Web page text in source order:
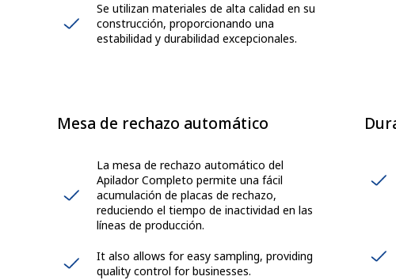
Se utilizan materiales de alta calidad en su
construcción, proporcionando una
estabilidad y durabilidad excepcionales.
Mesa de rechazo automático
La mesa de rechazo automático del
Apilador Completo permite una fácil
acumulación de placas de rechazo,
reduciendo el tiempo de inactividad en las
líneas de producción.
It also allows for easy sampling, providing
quality control for businesses.